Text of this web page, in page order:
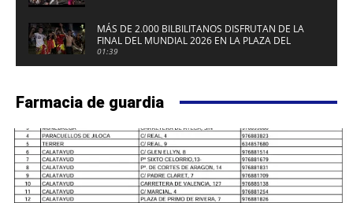
MÁS DE 2.000 BILBILITANOS DISFRUTAN DE LA
FINAL DEL MUNDIAL 2026 EN LA PLAZA DEL
FUERTE DE CALATAYUD
01:39
Farmacia de guardia